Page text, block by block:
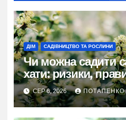
ДІМ САДІВНИЦТВО ТА РОСЛИНИ
Чи можна садити
хати: ризики,
практичні рішення
СЕР 6, 2026